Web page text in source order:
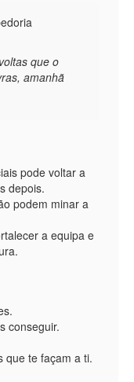
que o
amanhã
pode voltar a
depois.
podem minar a
a equipa e
conseguir.
que te façam a ti.